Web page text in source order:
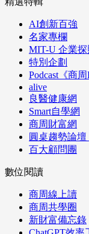
AI創新百強
名家專欄
MIT-U 企業探
特別企劃
Podcast《商周
alive
良醫健康網
Smart自學網
商周財富網
圓桌趨勢論壇
百大顧問團
數位閱讀
商周線上讀
商周共學圈
新財富備忘錄